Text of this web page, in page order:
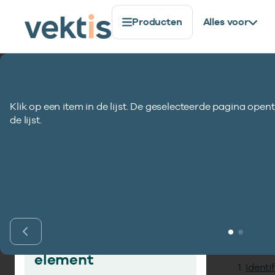
Producten Alles voor
Reserve
Vind gegevens­
element
Klik op een item in de lijst. De geselecteerde pagina
de lijst.